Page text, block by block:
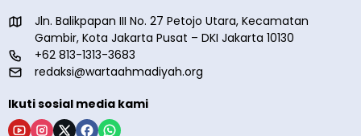
Jln. Balikpapan III No. 27 Petojo Utara, Kecamatan
Gambir, Kota Jakarta Pusat – DKI Jakarta 10130
+62 813-1313-3683
redaksi@wartaahmadiyah.org
Ikuti sosial media kami